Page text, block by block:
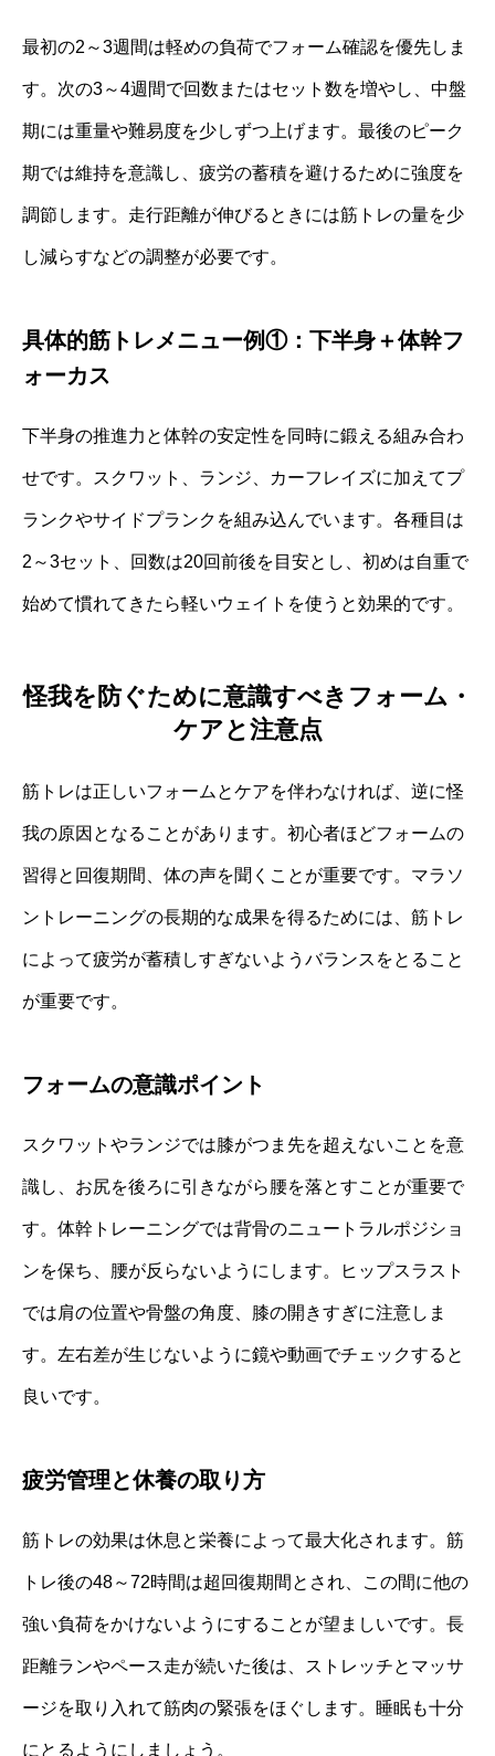
最初の2～3週間は軽めの負荷でフォーム確認を優先しま
す。次の3～4週間で回数またはセット数を増やし、中盤
期には重量や難易度を少しずつ上げます。最後のピーク
期では維持を意識し、疲労の蓄積を避けるために強度を
調節します。走行距離が伸びるときには筋トレの量を少
し減らすなどの調整が必要です。
具体的筋トレメニュー例①：下半身＋体幹フ
ォーカス
下半身の推進力と体幹の安定性を同時に鍛える組み合わ
せです。スクワット、ランジ、カーフレイズに加えてプ
ランクやサイドプランクを組み込んでいます。各種目は
2～3セット、回数は20回前後を目安とし、初めは自重で
始めて慣れてきたら軽いウェイトを使うと効果的です。
怪我を防ぐために意識すべきフォーム・
ケアと注意点
筋トレは正しいフォームとケアを伴わなければ、逆に怪
我の原因となることがあります。初心者ほどフォームの
習得と回復期間、体の声を聞くことが重要です。マラソ
ントレーニングの長期的な成果を得るためには、筋トレ
によって疲労が蓄積しすぎないようバランスをとること
が重要です。
フォームの意識ポイント
スクワットやランジでは膝がつま先を超えないことを意
識し、お尻を後ろに引きながら腰を落とすことが重要で
す。体幹トレーニングでは背骨のニュートラルポジショ
ンを保ち、腰が反らないようにします。ヒップスラスト
では肩の位置や骨盤の角度、膝の開きすぎに注意しま
す。左右差が生じないように鏡や動画でチェックすると
良いです。
疲労管理と休養の取り方
筋トレの効果は休息と栄養によって最大化されます。筋
トレ後の48～72時間は超回復期間とされ、この間に他の
強い負荷をかけないようにすることが望ましいです。長
距離ランやペース走が続いた後は、ストレッチとマッサ
ージを取り入れて筋肉の緊張をほぐします。睡眠も十分
にとるようにしましょう。